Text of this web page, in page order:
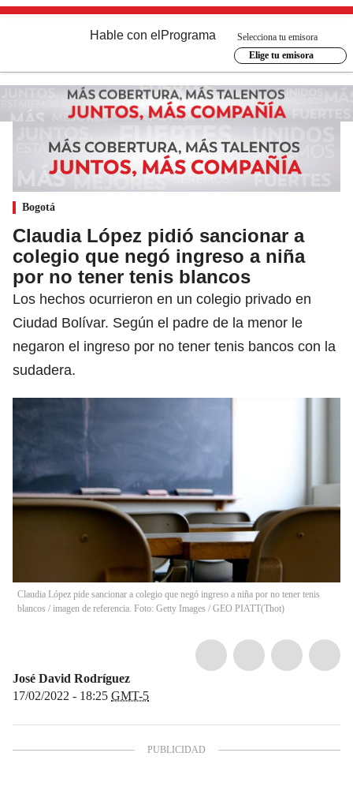
Hable con el Programa
Selecciona tu emisora
Elige tu emisora
Bogotá
Claudia López pidió sancionar a
colegio que negó ingreso a niña
por no tener tenis blancos
Los hechos ocurrieron en un colegio privado en
Ciudad Bolívar. Según el padre de la menor le
negaron el ingreso por no tener tenis bancos con la
sudadera.
Claudia López pide sancionar a colegio que negó ingreso a niña por no tener tenis
blancos / imagen de referencia. Foto: Getty Images / GEO PIATT(Thot)
José David Rodríguez
17/02/2022 - 18:25 GMT-5